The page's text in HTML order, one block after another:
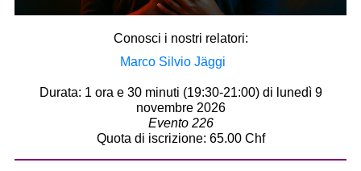
Conosci i nostri relatori:
Marco Silvio Jäggi
Durata: 1 ora e 30 minuti (19:30-21:00) di lunedì 9
novembre 2026
Evento 226
Quota di iscrizione: 65.00 Chf